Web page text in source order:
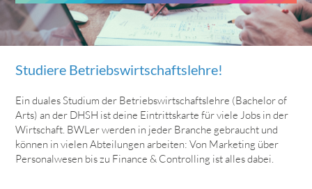
Studiere Betriebswirtschaftslehre!
Ein duales Studium der Betriebswirtschaftslehre (Bachelor of
Arts) an der DHSH ist deine Eintrittskarte für viele Jobs in der
Wirtschaft. BWLer werden in jeder Branche gebraucht und
können in vielen Abteilungen arbeiten: Von Marketing über
Personalwesen bis zu Finance & Controlling ist alles dabei.